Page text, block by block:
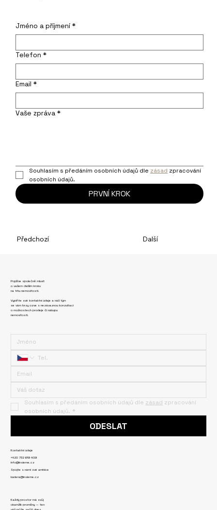
Jméno a příjmení *
Telefon *
Email *
Vaše zpráva *
Souhlasím s předáním osobních údajů dle zásad zpracování
osobních údajů.
PRVNÍ KROK
Předchozí Další
Každý prostor má svůj
okamžik proměny — ten
+420 732 619 409
info@insieme.cz
Kontaktní údaje
Spojte s námi své ambice
kariera@insieme.cz
Souhlasím s předáním osobních údajů dle zásad zpracování
osobních údajů. *
ODESLAT
Pojďme společně mluvit
o vašem dalším kroku
na trhu nemovitostí.
Vyplňte své kontaktní údaje a náš tým
se vám brzy ozve s nezávaznou konzultací
o možnostech prodeje či nákupu
nemovitosti.